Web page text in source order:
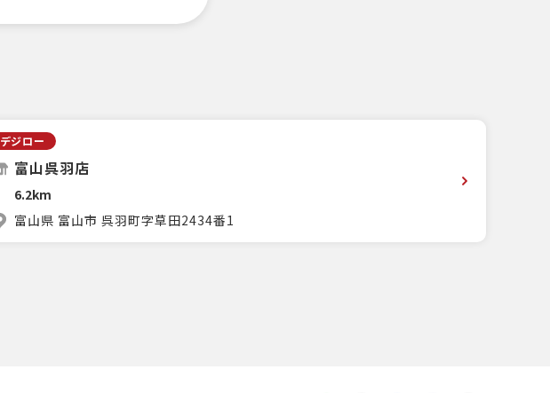
デジロー
富山呉羽店
6.2km
富山県 富山市 呉羽町字草田2434番1